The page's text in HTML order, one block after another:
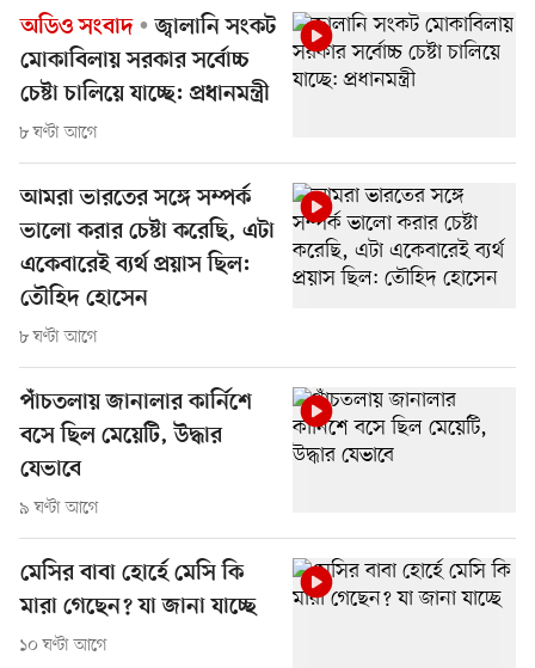
অডিও সংবাদ
জ্বালানি সংকট
মোকাবিলায় সরকার সর্বোচ্চ
চেষ্টা চালিয়ে যাচ্ছে: প্রধানমন্ত্রী
৮ ঘণ্টা আগে
আমরা ভারতের সঙ্গে সম্পর্ক
ভালো করার চেষ্টা করেছি, এটা
একেবারেই ব্যর্থ প্রয়াস ছিল:
তৌহিদ হোসেন
৮ ঘণ্টা আগে
পাঁচতলায় জানালার কার্নিশে
বসে ছিল মেয়েটি, উদ্ধার
যেভাবে
৯ ঘণ্টা আগে
মেসির বাবা হোর্হে মেসি কি
মারা গেছেন? যা জানা যাচ্ছে
১০ ঘণ্টা আগে